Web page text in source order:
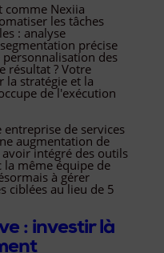
comme Nexiia
les tâches
: analyse
précise
des
résultat ? Votre
la stratégie et la
de l'exécution
de services
augmentation de
intégré des outils
même équipe de
à gérer
ciblées au lieu de 5
: investir là